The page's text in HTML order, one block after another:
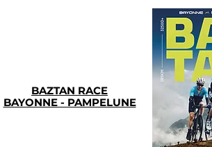
BAZTAN RACE
BAYONNE - PAMPELUNE